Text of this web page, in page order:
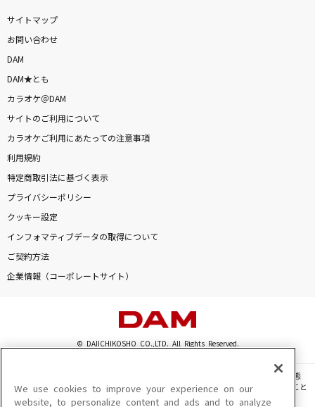
サイトマップ
お問い合わせ
DAM
DAM★とも
カラオケ＠DAM
サイトのご利用について
カラオケご利用にあたっての注意事項
利用規約
特定商取引法に基づく表示
プライバシーポリシー
クッキー設定
インフォマティブデータの取得について
ご契約方法
企業情報（コーポレートサイト）
© DAIICHIKOSHO CO.,LTD. All Rights Reserved.
このサイトに掲載されている一切の文章・画像・写真・動画・音声等を、手段や形態
を問わず、著作権法の定める範囲を超えて無断で複製、転載、ファイル化などすること
を禁じます。
We use cookies to improve your experience on our
website, to personalize content and ads and to analyze